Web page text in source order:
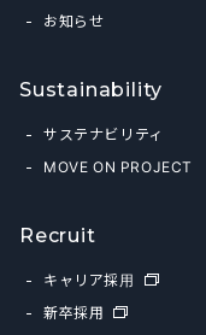
お知らせ
Sustainability
サステナビリティ
MOVE ON PROJECT
Recruit
キャリア採用
新卒採用